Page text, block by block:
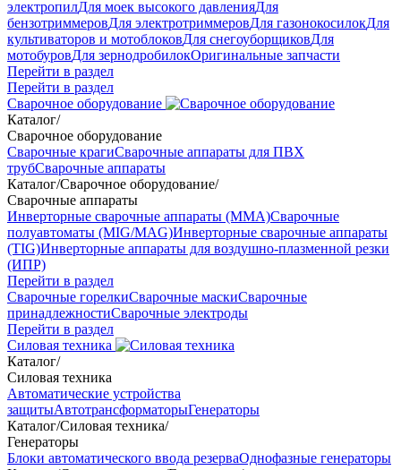
электропилДля моек высокого давленияДля
бензотриммеровДля электротриммеровДля газонокосилокДля
культиваторов и мотоблоковДля снегоуборщиковДля
мотобуровДля зернодробилокОригинальные запчасти
Перейти в раздел
Перейти в раздел
Сварочное оборудование
Каталог/
Сварочное оборудование
Сварочные крагиСварочные аппараты для ПВХ
трубСварочные аппараты
Каталог/Сварочное оборудование/
Сварочные аппараты
Инверторные сварочные аппараты (ММА)Сварочные
полуавтоматы (MIG/MAG)Инверторные сварочные аппараты
(TIG)Инверторные аппараты для воздушно-плазменной резки
(ИПР)
Перейти в раздел
Сварочные горелкиСварочные маскиСварочные
принадлежностиСварочные электроды
Перейти в раздел
Силовая техника
Каталог/
Силовая техника
Автоматические устройства
защитыАвтотрансформаторыГенераторы
Каталог/Силовая техника/
Генераторы
Блоки автоматического ввода резерваОднофазные генераторы